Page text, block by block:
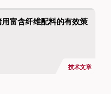
富含纤维配料的有效策
技术文章